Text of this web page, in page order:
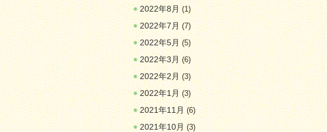
2022年8月(1)
2022年7月(7)
2022年5月(5)
2022年3月(6)
2022年2月(3)
2022年1月(3)
2021年11月(6)
2021年10月(3)